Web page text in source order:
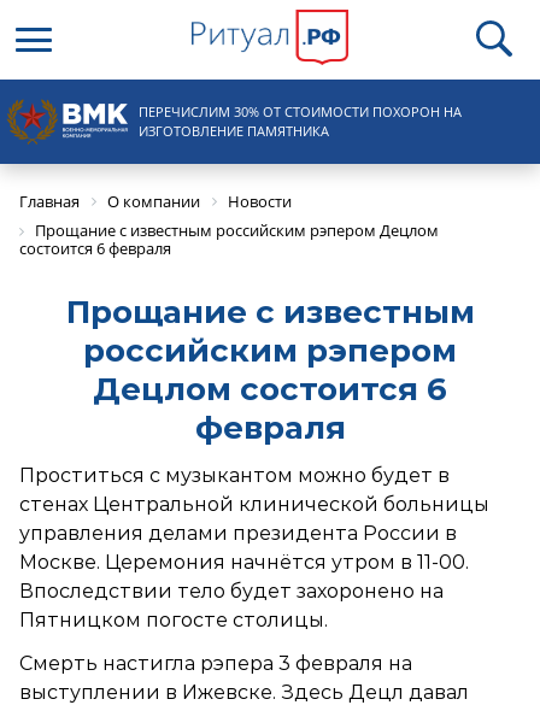
Круглосуточная справочная
8 (495) 100-31-15
ПЕРЕЧИСЛИМ 30% ОТ СТОИМОСТИ ПОХОРОН НА
ИЗГОТОВЛЕНИЕ ПАМЯТНИКА
Главная О компании
Новости
Прощание с известным российским рэпером Децлом
состоится 6 февраля
Прощание с известным
российским рэпером
Децлом состоится 6
февраля
Проститься с музыкантом можно будет в
стенах Центральной клинической больницы
управления делами президента России в
Москве. Церемония начнётся утром в 11-00.
Впоследствии тело будет захоронено на
Пятницком погосте столицы.
Смерть настигла рэпера 3 февраля на
выступлении в Ижевске. Здесь Децл давал